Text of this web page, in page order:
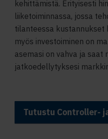
kehittämistä. Erityisesti
liiketoiminnassa, jossa
tilanteessa
myös investoiminen on
asemasi on vahva ja
jatkoedellytyksesi
Tutustu Controller-